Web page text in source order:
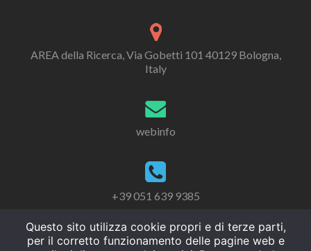
AREA della Ricerca, Via Gobetti 101 40129 Bologna,
Italy
webinfo
+39 051 639 9385
Questo sito utilizza cookie propri e di terze parti,
per il corretto funzionamento delle pagine web e